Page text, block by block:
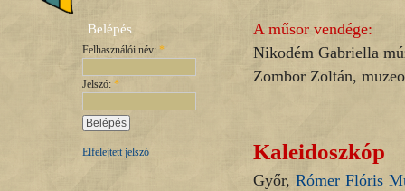
Belépés
Felhasználói név: *
Jelszó: *
Elfelejtett jelszó
A műsor vendége:
Nikodém Gabriella
Zombor Zoltán,
Kaleidoszkóp
Győr, Rómer Flóris